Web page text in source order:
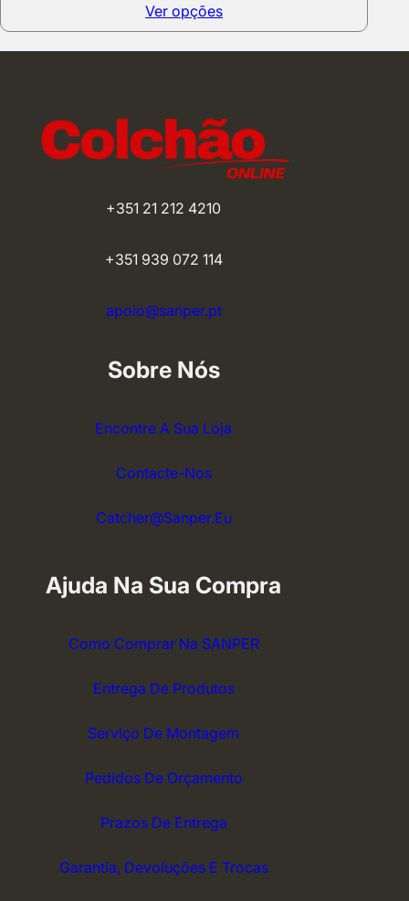
299,00 €
through
Ver opções
+351 21 212 4210
+351 939 072 114
apoio@sanper.pt
Sobre Nós
Encontre A Sua Loja
Contacte-Nos
Catcher@sanper.eu
Ajuda Na Sua Compra
Como Comprar Na SANPER
Entrega De Produtos
Serviço De Montagem
Pedidos De Orçamento
Prazos De Entrega
Garantia, Devoluções E Trocas